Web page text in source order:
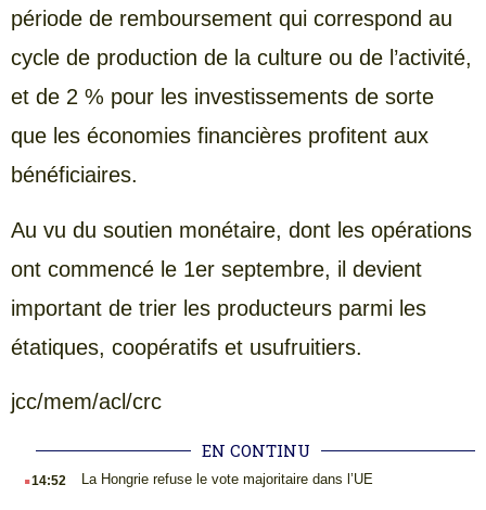
période de remboursement qui correspond au
cycle de production de la culture ou de l’activité,
et de 2 % pour les investissements de sorte
que les économies financières profitent aux
bénéficiaires.
Au vu du soutien monétaire, dont les opérations
ont commencé le 1er septembre, il devient
important de trier les producteurs parmi les
étatiques, coopératifs et usufruitiers.
jcc/mem/acl/crc
EN CONTINU
.14:52 La Hongrie refuse le vote majoritaire dans l’UE